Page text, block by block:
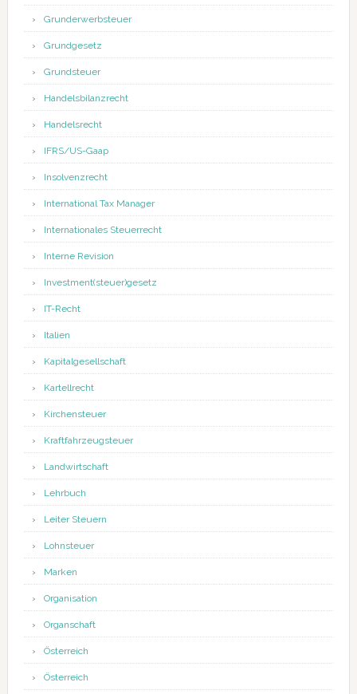
Grunderwerbsteuer
Grundgesetz
Grundsteuer
Handelsbilanzrecht
Handelsrecht
IFRS/US-Gaap
Insolvenzrecht
International Tax Manager
Internationales Steuerrecht
Interne Revision
Investment(steuer)gesetz
IT-Recht
Italien
Kapitalgesellschaft
Kartellrecht
Kirchensteuer
Kraftfahrzeugsteuer
Landwirtschaft
Lehrbuch
Leiter Steuern
Lohnsteuer
Marken
Organisation
Organschaft
Österreich
Österreich